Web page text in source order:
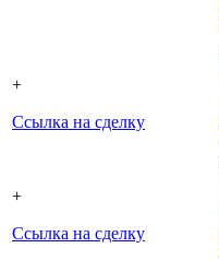
+
Ссылка на сделку
+
Ссылка на сделку